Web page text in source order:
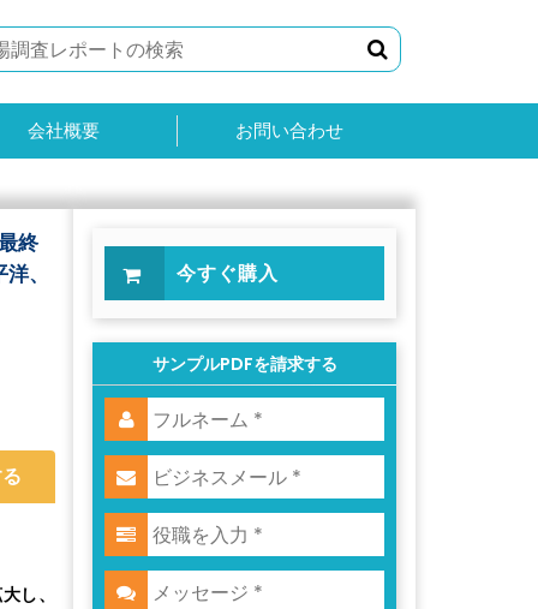
会社概要 お問い合わせ
終
、
し、
今すぐ購入
サンプルPDFを請求する